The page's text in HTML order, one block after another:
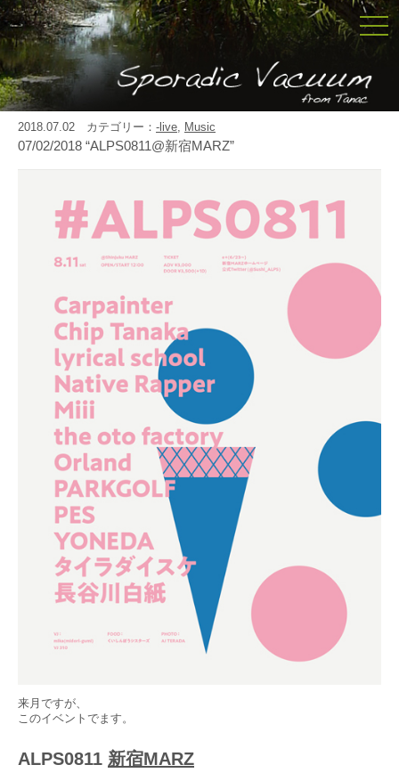
2018.07.02 カテゴリー： -live, Music
07/02/2018 “ALPS0811@新宿MARZ”
来月ですが、
このイベントでます。
ALPS0811 新宿MARZ